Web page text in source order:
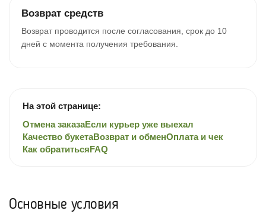
Возврат средств
Возврат проводится после согласования, срок до 10
дней с момента получения требования.
На этой странице:
Отмена заказаЕсли курьер уже выехал
Качество букетаВозврат и обменОплата и чек
Как обратитьсяFAQ
Основные условия